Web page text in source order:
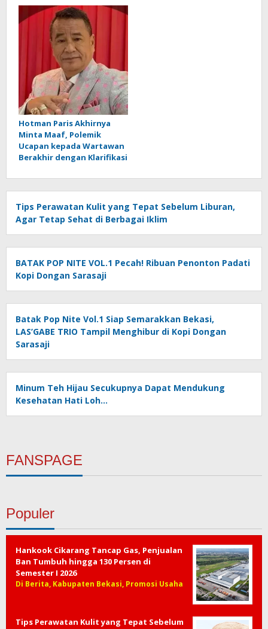
Hotman Paris Akhirnya
Minta Maaf, Polemik
Ucapan kepada Wartawan
Berakhir dengan Klarifikasi
Tips Perawatan Kulit yang Tepat Sebelum Liburan,
Agar Tetap Sehat di Berbagai Iklim
BATAK POP NITE VOL.1 Pecah! Ribuan Penonton Padati
Kopi Dongan Sarasaji
Batak Pop Nite Vol.1 Siap Semarakkan Bekasi,
LAS’GABE TRIO Tampil Menghibur di Kopi Dongan
Sarasaji
Minum Teh Hijau Secukupnya Dapat Mendukung
Kesehatan Hati Loh…
FANSPAGE
Populer
Hankook Cikarang Tancap Gas, Penjualan
Ban Tumbuh hingga 130 Persen di
Semester I 2026
Di Berita, Kabupaten Bekasi, Promosi Usaha
Tips Perawatan Kulit yang Tepat Sebelum